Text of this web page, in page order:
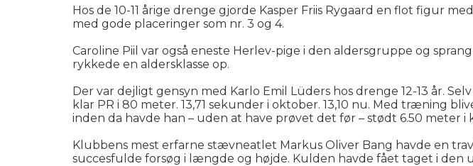
Hos de 10-11 årige drenge gjorde Kasper Friis Rygaard en flot figur
med gode placeringer som nr. 3 og 4.
Caroline Piil var også eneste Herlev-pige i den aldersgruppe og
rykkede en aldersklasse op.
Der var dejligt gensyn med Karlo Emil Lüders hos drenge 12-13 år.
klar PR i 80 meter. 13,71 sekunder i oktober. 13,10 nu. Med træning
inden da havde han – uden at have prøvet det før – stødt 6.50 meter i
Klubbens mest erfarne stævneatlet Markus Oliver Bang havde en
succesfulde forsøg i længde og højde. Kulden havde fået taget i den